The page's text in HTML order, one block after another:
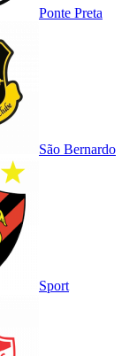
Ponte Preta
São Bernardo
Sport